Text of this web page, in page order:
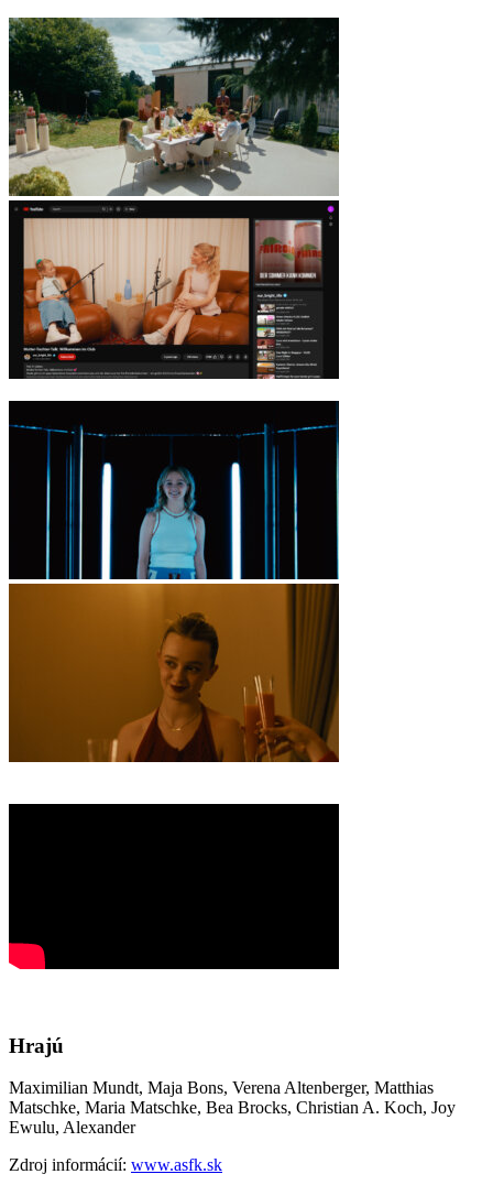
Hrajú
Maximilian Mundt, Maja Bons, Verena Altenberger, Matthias
Matschke, Maria Matschke, Bea Brocks, Christian A. Koch, Joy
Ewulu, Alexander
Zdroj informácií: www.asfk.sk